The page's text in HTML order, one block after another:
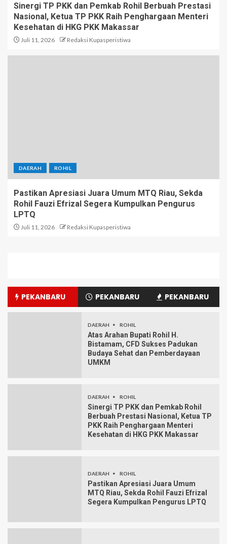
Sinergi TP PKK dan Pemkab Rohil Berbuah Prestasi
Nasional, Ketua TP PKK Raih Penghargaan Menteri
Kesehatan di HKG PKK Makassar
Juli 11, 2026 Redaksi Kupasperistiwa
DAERAH ROHIL
Pastikan Apresiasi Juara Umum MTQ Riau, Sekda
Rohil Fauzi Efrizal Segera Kumpulkan Pengurus
LPTQ
Juli 11, 2026 Redaksi Kupasperistiwa
PEKANBARU PEKANBARU PEKANBARU
DAERAH ROHIL
Atas Arahan Bupati Rohil H.
Bistamam, CFD Sukses Padukan
Budaya Sehat dan Pemberdayaan
UMKM
DAERAH ROHIL
Sinergi TP PKK dan Pemkab Rohil
Berbuah Prestasi Nasional, Ketua TP
PKK Raih Penghargaan Menteri
Kesehatan di HKG PKK Makassar
DAERAH ROHIL
Pastikan Apresiasi Juara Umum
MTQ Riau, Sekda Rohil Fauzi Efrizal
Segera Kumpulkan Pengurus LPTQ